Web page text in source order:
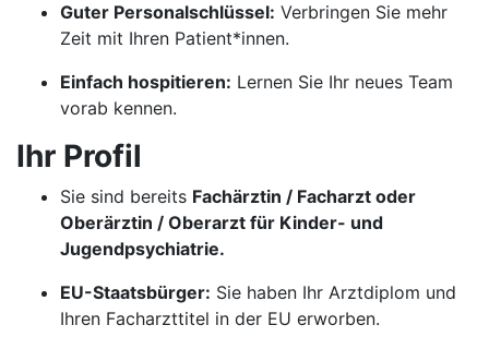
Guter Personalschlüssel: Verbringen Sie mehr
Zeit mit Ihren Patient*innen.
Einfach hospitieren: Lernen Sie Ihr neues Team
vorab kennen.
Ihr Profil
Sie sind bereits Fachärztin / Facharzt oder
Oberärztin / Oberarzt für Kinder- und
Jugendpsychiatrie.
EU-Staatsbürger: Sie haben Ihr Arztdiplom und
Ihren Facharzttitel in der EU erworben.